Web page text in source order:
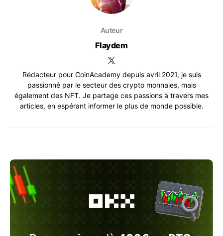
Auteur
Flaydem
Rédacteur pour CoinAcademy depuis avril 2021, je suis
passionné par le secteur des crypto monnaies, mais
également des NFT. Je partage ces passions à travers mes
articles, en espérant informer le plus de monde possible.